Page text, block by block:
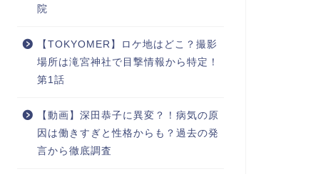
院
【TOKYOMER】ロケ地はどこ？撮影
場所は滝宮神社で目撃情報から特定！
第1話
【動画】深田恭子に異変？！病気の原
因は働きすぎと性格からも？過去の発
言から徹底調査